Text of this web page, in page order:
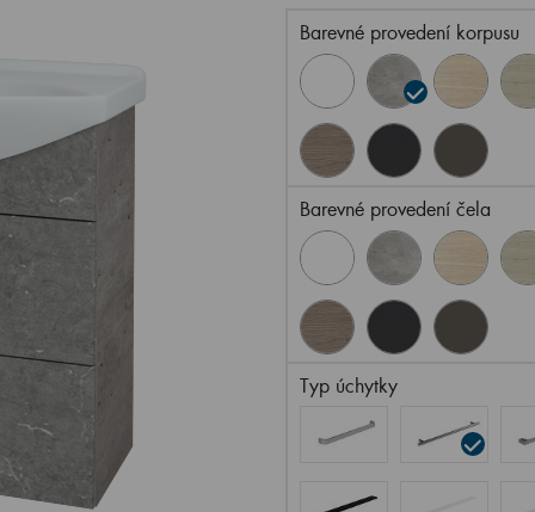
Barevné provedení korpusu
Barevné provedení čela
Typ úchytky